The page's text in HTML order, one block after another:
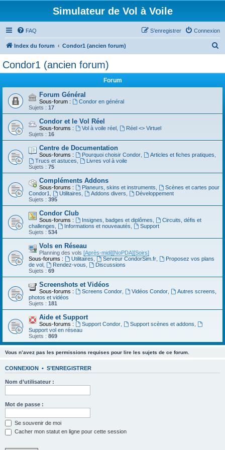
Simulateur de Vol à Voile
FAQ Connexion
S’enregistrer
Index du forum Condor1 (ancien forum)
e
Condor1 (ancien forum)
Forum
Forum Général
Sous-forum :
Condor en général
Sujets : 17
Condor et le Vol Réel
Sous-forums : Vol à voile réel,
Réel <> Virtuel
Sujets : 16
Centre de Documentation
Sous-forums : Pourquoi choisir Condor, Articles et fiches pratiques
Trucs et astuces
Livres vol à voile
Sujets : 75
Compléments Addons
Sous-forums : Planeurs, skins et instruments
Scènes et cartes pour
Condor1
Utilitaires Addons divers
Développement
Sujets : 395
Condor Club
Sous-forums : Insignes, badges et diplômes
Circuits, défis et
challenges
Informations et nouveautés
Support
Sujets : 534
Vols en Réseau
Planning des vols [Après-midi][NoPDA][Soirs]
Sous-forums :
Utilitaires Serveur CondorSim.fr,
Proposez vos plans
de vol
Rendez-vous
Discussions
Sujets : 69
Screenshots et Vidéos
Sous-forums : Screens Condor, Vidéos Condor,
Autres screens,
photos et vidéos
Sujets : 181
Aide et Support
Sous-forums : Support Condor, Support scènes et addons
Support vol en réseau
Sujets : 869
Vous n’avez pas les permissions requises pour lire les sujets de ce forum.
CONNEXION • S’ENREGISTRER
Nom d’utilisateur :
Mot de passe :
Se souvenir de moi
Cacher mon statut en ligne pour cette session